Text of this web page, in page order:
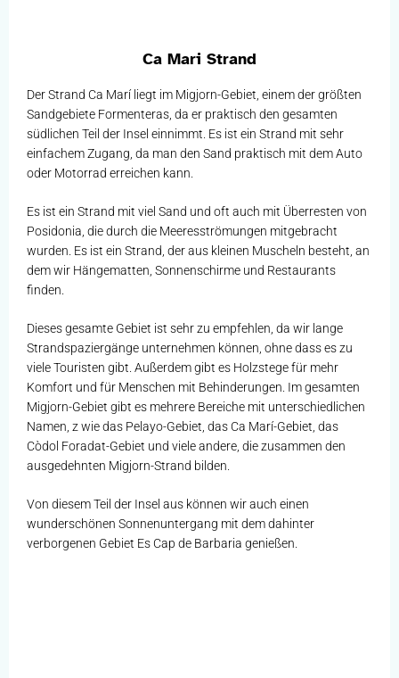
Ca Mari Strand
Der Strand Ca Marí liegt im Migjorn-Gebiet, einem der größten
Sandgebiete Formenteras, da er praktisch den gesamten
südlichen Teil der Insel einnimmt. Es ist ein Strand mit sehr
einfachem Zugang, da man den Sand praktisch mit dem Auto
oder Motorrad erreichen kann.
Es ist ein Strand mit viel Sand und oft auch mit Überresten von
Posidonia, die durch die Meeresströmungen mitgebracht
wurden. Es ist ein Strand, der aus kleinen Muscheln besteht, an
dem wir Hängematten, Sonnenschirme und Restaurants
finden.
Dieses gesamte Gebiet ist sehr zu empfehlen, da wir lange
Strandspaziergänge unternehmen können, ohne dass es zu
viele Touristen gibt. Außerdem gibt es Holzstege für mehr
Komfort und für Menschen mit Behinderungen. Im gesamten
Migjorn-Gebiet gibt es mehrere Bereiche mit unterschiedlichen
Namen, z wie das Pelayo-Gebiet, das Ca Marí-Gebiet, das
Còdol Foradat-Gebiet und viele andere, die zusammen den
ausgedehnten Migjorn-Strand bilden.
Von diesem Teil der Insel aus können wir auch einen
wunderschönen Sonnenuntergang mit dem dahinter
verborgenen Gebiet Es Cap de Barbaria genießen.